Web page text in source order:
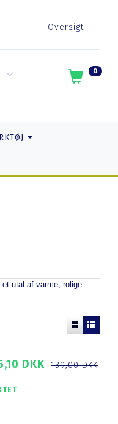
Oversigt
0
utal af varme, rolige
DKK 139,00 DKK